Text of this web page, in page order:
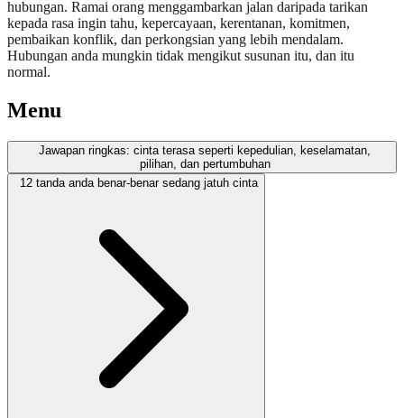
hubungan. Ramai orang menggambarkan jalan daripada tarikan
kepada rasa ingin tahu, kepercayaan, kerentanan, komitmen,
pembaikan konflik, dan perkongsian yang lebih mendalam.
Hubungan anda mungkin tidak mengikut susunan itu, dan itu
normal.
Menu
Jawapan ringkas: cinta terasa seperti kepedulian, keselamatan,
pilihan, dan pertumbuhan
12 tanda anda benar-benar sedang jatuh cinta